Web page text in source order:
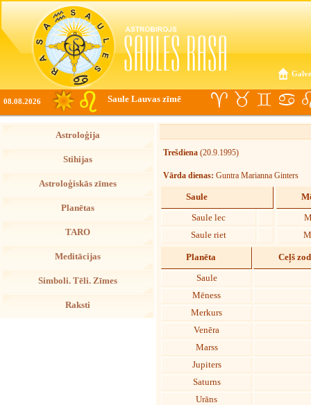
08.08.2026 Saule Lauvas zīmē
Astroloģija
Stihijas
Astroloģiskās zīmes
Planētas
TARO
Meditācijas
Simboli. Tēli. Zīmes
Raksti
Trešdiena (20.9.1995)
Vārda dienas: Guntra Marianna Ginters
Saule
Saule lec
Saule riet
Planēta Ceļš
Saule
Mēness
Merkurs
Venēra
Marss
Jupiters
Saturns
Urāns